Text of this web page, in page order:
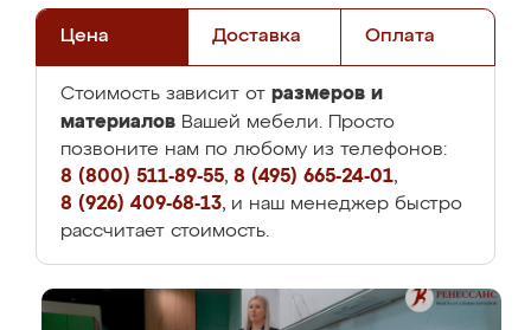
Цена Доставка Оплата
Стоимость зависит от размеров и
материалов Вашей мебели. Просто
позвоните нам по любому из телефонов:
8 (800) 511-89-55, 8 (495) 665-24-01,
8 (926) 409-68-13, и наш менеджер быстро
рассчитает стоимость.